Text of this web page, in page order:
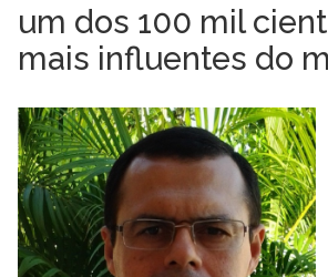
um dos 100 mil
mais influentes do